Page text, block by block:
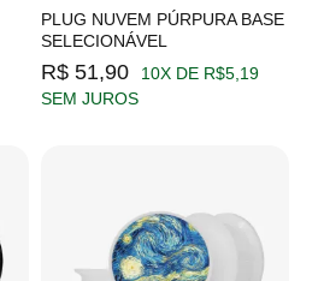
PLUG NUVEM PÚRPURA BASE
SELECIONÁVEL
R$ 51,90
10X DE R$5,19
SEM JUROS